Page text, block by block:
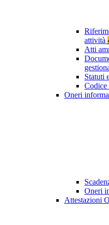
attività
Atti
Statuti
Codice
Oneri
Oneri
Attestazioni